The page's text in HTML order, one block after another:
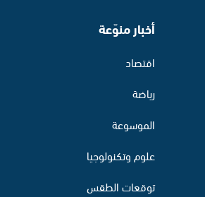
أخبار منوّعة
اقتصاد
رياضة
الموسوعة
علوم وتكنولوجيا
توقعات الطقس